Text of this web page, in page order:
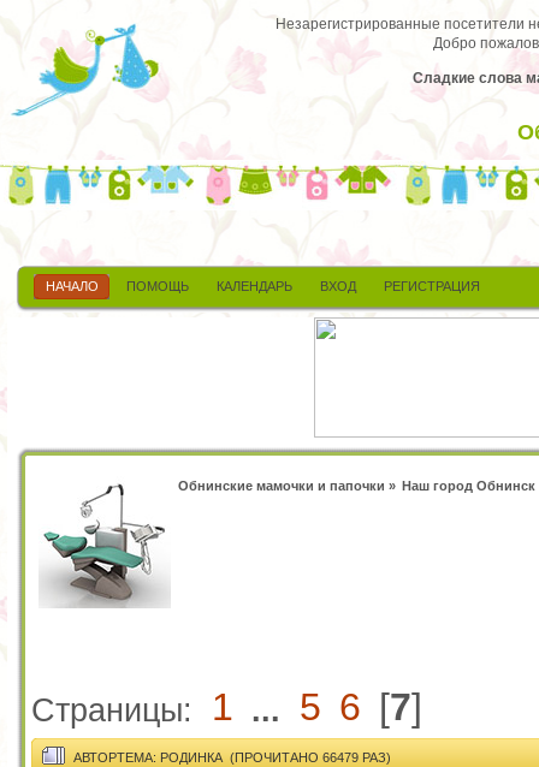
Незарегистрированные посетители
Добро
Сладкие слова
НАЧАЛО ПОМОЩЬ КАЛЕНДАРЬ ВХОД РЕГИСТРАЦИЯ
Обнинские мамочки и папочки » Наш город Обнинск
Страницы: 1 ... 5 6 [7]
АВТОРТЕМА: РОДИНКА (ПРОЧИТАНО 66479 РАЗ)